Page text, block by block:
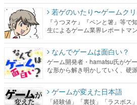
若ゲのいたり〜ゲームク
『うつヌケ』『ペンと箸』等
生によるゲーム業界レポートマン
なんでゲームは面白い？
ゲーム開発者・hamatsu氏がゲ
な形から解き明かしていく、硬
ゲームが変えた日本語
「経験値」「裏技」「ラスボ